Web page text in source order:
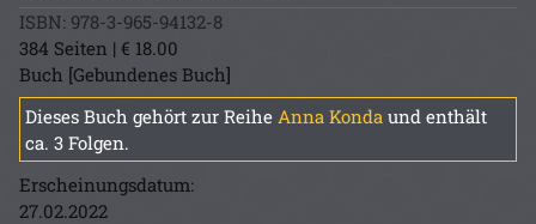
ISBN: 978-3-965-94132-8
384 Seiten | € 18.00
Buch [Gebundenes Buch]
Dieses Buch gehört zur Reihe Anna Konda und enthält
ca. 3 Folgen.
Erscheinungsdatum:
27.02.2022